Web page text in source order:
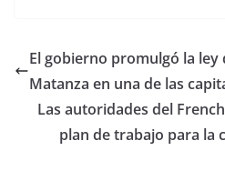
El gobierno promulgó la ley
Matanza en una de las
Las autoridades del
plan de trabajo para la